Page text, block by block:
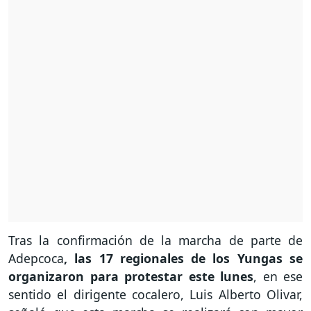
Tras la confirmación de la marcha de parte de
Adepcoca, las 17 regionales de los Yungas se
organizaron para protestar este lunes, en ese
sentido el dirigente cocalero, Luis Alberto Olivar,